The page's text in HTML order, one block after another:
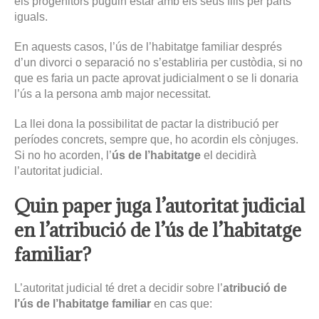
iguals.
En aquests casos, l’ús de l’habitatge familiar després
d’un divorci o separació no s’establiria per custòdia, si no
que es faria un pacte aprovat judicialment o se li donaria
l’ús a la persona amb major necessitat.
La llei dona la possibilitat de pactar la distribució per
períodes concrets, sempre que, ho acordin els cònjuges.
Si no ho acorden, l’ús de l’habitatge el decidirà
l’autoritat judicial.
Quin paper juga l’autoritat judicial
en l’atribució de l’ús de l’habitatge
familiar?
L’autoritat judicial té dret a decidir sobre l’atribució de
l’ús de l’habitatge familiar en cas que: